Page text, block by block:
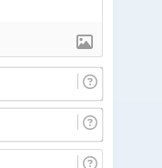
N
o
m
b
r
E
m
a